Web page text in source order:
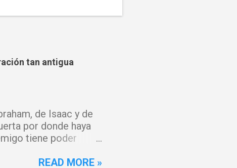
tan antigua
de Isaac y de
por donde haya
tiene poder
del Cordero de Dios,
READ MORE »